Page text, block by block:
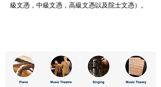
級文憑，中級文憑，高級文憑以及院士文憑）。